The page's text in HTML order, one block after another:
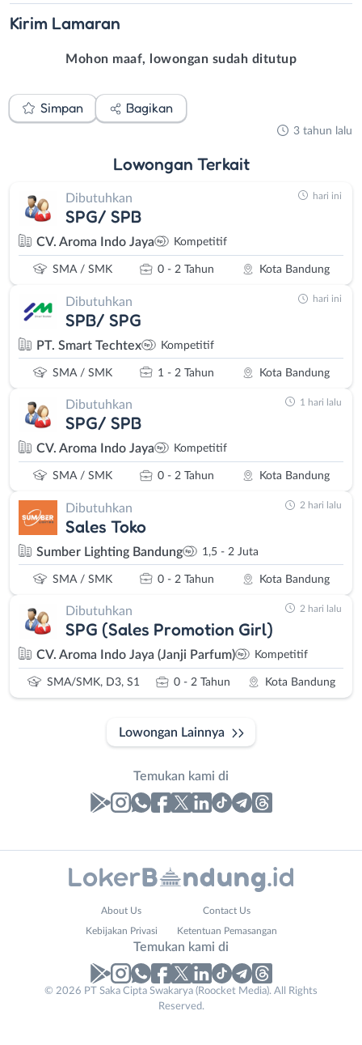
Kirim Lamaran
Mohon maaf, lowongan sudah ditutup
Simpan Bagikan
3 tahun lalu
Lowongan Terkait
Dibutuhkan
SPG/ SPB
CV. Aroma Indo Jaya Kompetitif
SMA / SMK 0 - 2 Tahun Kota Bandung
hari ini
Dibutuhkan
SPB/ SPG
PT. Smart Techtex Kompetitif
SMA / SMK 1 - 2 Tahun Kota Bandung
hari ini
Dibutuhkan
SPG/ SPB
CV. Aroma Indo Jaya Kompetitif
SMA / SMK 0 - 2 Tahun Kota Bandung
1 hari lalu
Dibutuhkan
Sales Toko
Sumber Lighting Bandung 1,5 - 2 Juta
SMA / SMK 0 - 2 Tahun Kota Bandung
2 hari lalu
Dibutuhkan
SPG (Sales Promotion Girl)
CV. Aroma Indo Jaya (Janji Parfum) Kompetitif
SMA/SMK, D3, S1 0 - 2 Tahun Kota Bandung
2 hari lalu
Lowongan Lainnya
Temukan kami di
Lowongan
No. Telp /
About Us Contact Us
Kebijakan Privasi Ketentuan Pemasangan
Temukan kami di
© 2026 PT Saka Cipta Swakarya (Roocket Media). All Rights
Reserved.